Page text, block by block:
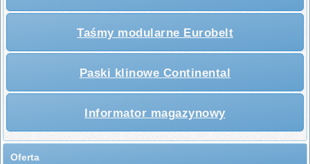
Taśmy modularne Eurobelt
Paski klinowe Continental
Informator magazynowy
Oferta